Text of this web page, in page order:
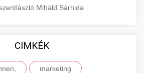
Miháld Sárhida
CIMKÉK
marketing